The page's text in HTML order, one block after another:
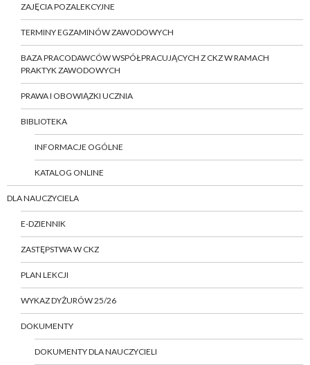
ZAJĘCIA POZALEKCYJNE
TERMINY EGZAMINÓW ZAWODOWYCH
BAZA PRACODAWCÓW WSPÓŁPRACUJĄCYCH Z CKZ W RAMACH
PRAKTYK ZAWODOWYCH
PRAWA I OBOWIĄZKI UCZNIA
BIBLIOTEKA
INFORMACJE OGÓLNE
KATALOG ONLINE
DLA NAUCZYCIELA
E-DZIENNIK
ZASTĘPSTWA W CKZ
PLAN LEKCJI
WYKAZ DYŻURÓW 25/26
DOKUMENTY
DOKUMENTY DLA NAUCZYCIELI